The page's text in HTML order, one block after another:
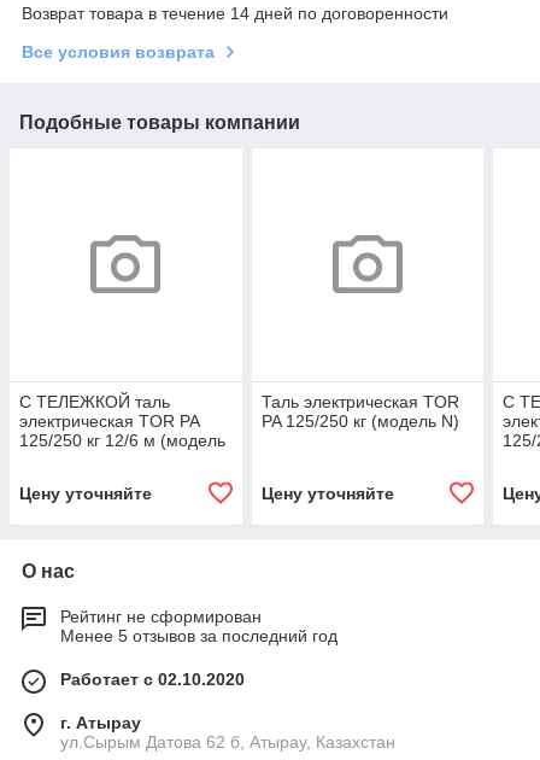
Возврат товара в течение 14 дней по договоренности
Все условия возврата
Подобные товары компании
С ТЕЛЕЖКОЙ таль
электрическая TOR PA
125/250 кг 12/6 м (модель
Цену уточняйте
Таль электрическая TOR
PA 125/250 кг (модель N)
Цену уточняйте
С
О нас
Рейтинг не сформирован
Менее 5 отзывов за последний год
Работает с 02.10.2020
г. Атырау
ул.Сырым Датова 62 б, Атырау, Казахстан